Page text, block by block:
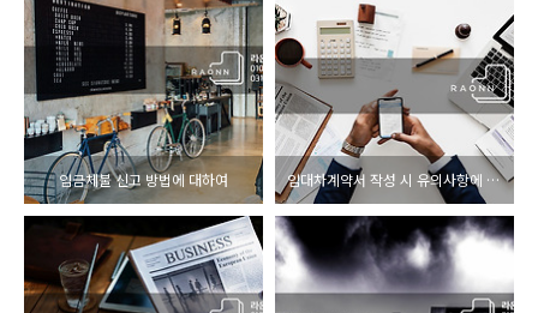
임금체불 신고 방법에 대하여 임대차계약서 작성 시 유의사항에 대해 알아보겠습니다